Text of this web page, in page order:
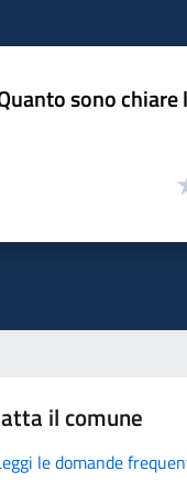
sono
il comune
le domande